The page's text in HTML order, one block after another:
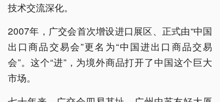
技术交流深化。
2007年，广交会首次增设进口展区、正式由“中国
出口商品交易会”更名为“中国进出口商品交易
会”。这个“进”，为境外商品打开了中国这个巨大
市场。